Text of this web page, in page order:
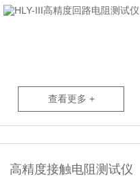
查看更多 +
高精度接触电阻测试仪